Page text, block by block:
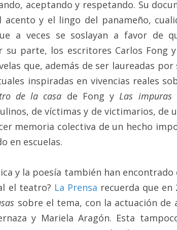
aceptando y respetando. Su
acento y el lingo del panameño,
a veces se soslayan a favor de
su parte, los escritores Carlos Fong
que, además de ser laureadas
inspiradas en vivencias reales
de la casa de Fong y Las impuras
de víctimas y de victimarios, de
memoria colectiva de un hecho
en escuelas.
y la poesía también han
el teatro? La Prensa recuerda que
sobre el tema, con la actuación de
y Mariela Aragón. Esta